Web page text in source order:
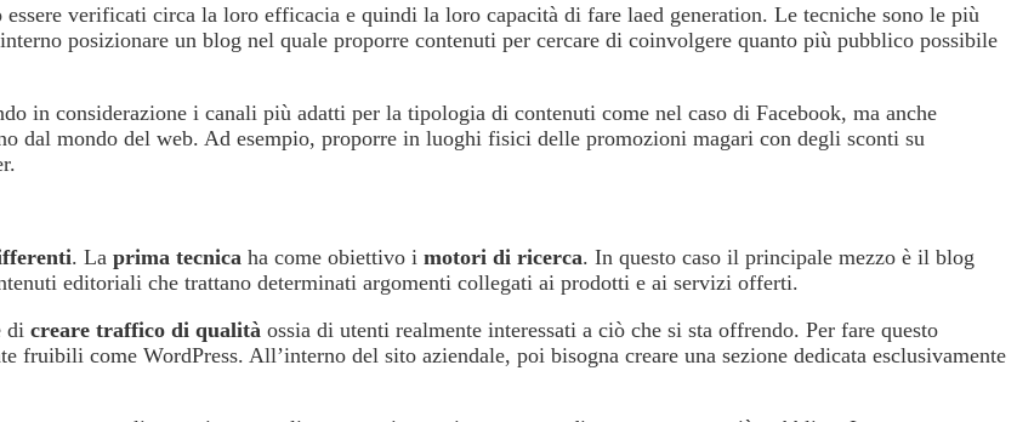
verificati circa la loro efficacia e quindi la loro capacità di fare laed generation. Le tecniche sono le più
posizionare un blog nel quale proporre contenuti per cercare di coinvolgere quanto più pubblico possibile
in considerazione i canali più adatti per la tipologia di contenuti come nel caso di Facebook, ma anche
dal mondo del web. Ad esempio, proporre in luoghi fisici delle promozioni magari con degli sconti su
. La prima tecnica ha come obiettivo i motori di ricerca. In questo caso il principale mezzo è il blog
editoriali che trattano determinati argomenti collegati ai prodotti e ai servizi offerti.
di creare traffico di qualità ossia di utenti realmente interessati a ciò che si sta offrendo. Per fare questo
fruibili come WordPress. All’interno del sito aziendale, poi bisogna creare una sezione dedicata esclusivamente